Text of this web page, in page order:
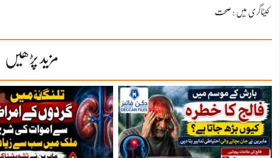
کیٹاگری میں : صحت
مزید پڑھیں